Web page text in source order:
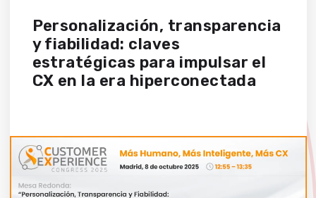
Personalización, transparencia
y fiabilidad: claves
estratégicas para impulsar el
CX en la era hiperconectada